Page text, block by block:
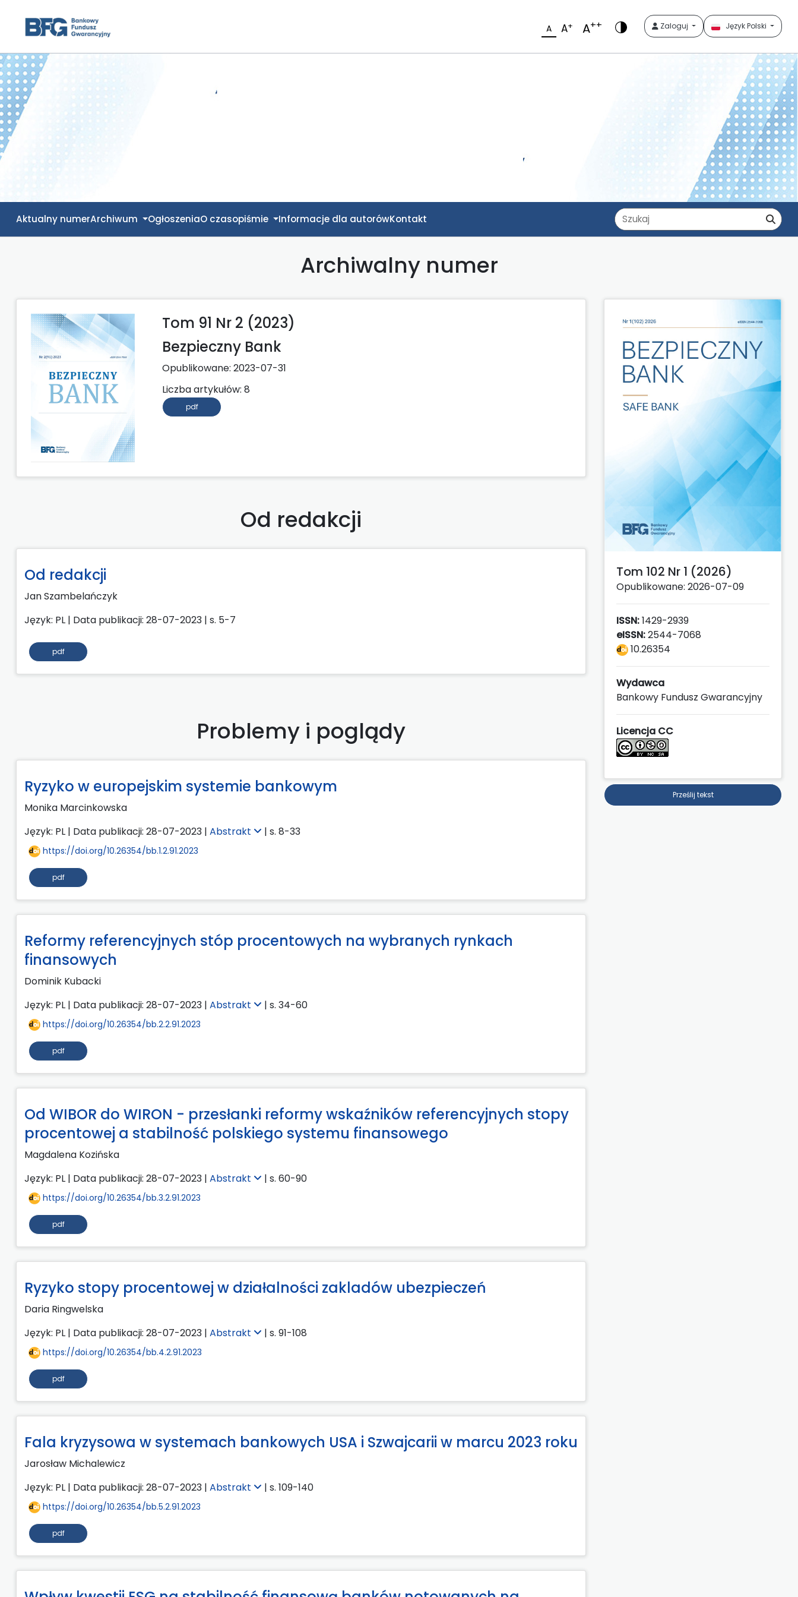
Bezpieczny Bank A A+ A++ Zaloguj Język Polski
Aktualny numerArchiwum OgłoszeniaO czasopiśmie Informacje dla autorówKontakt Zapytanie Szukaj
Archiwalny numer
Tom 91 Nr 2 (2023)
Bezpieczny Bank
Opublikowane: 2023-07-31
Liczba artykułów: 8
pdf
Od redakcji
Od redakcji
Jan Szambelańczyk
Język: PL | Data publikacji: 28-07-2023 | s. 5-7
pdf
Problemy i poglądy
Ryzyko w europejskim systemie bankowym
Monika Marcinkowska
Język: PL | Data publikacji: 28-07-2023 | Abstrakt | s. 8-33
https://doi.org/10.26354/bb.1.2.91.2023
pdf
Reformy referencyjnych stóp procentowych na wybranych rynkach
finansowych
Dominik Kubacki
Język: PL | Data publikacji: 28-07-2023 | Abstrakt | s. 34-60
https://doi.org/10.26354/bb.2.2.91.2023
pdf
Od WIBOR do WIRON - przesłanki reformy wskaźników referencyjnych stopy
procentowej a stabilność polskiego systemu finansowego
Magdalena Kozińska
Język: PL | Data publikacji: 28-07-2023 | Abstrakt | s. 60-90
https://doi.org/10.26354/bb.3.2.91.2023
pdf
Ryzyko stopy procentowej w działalności zakladów ubezpieczeń
Daria Ringwelska
Język: PL | Data publikacji: 28-07-2023 | Abstrakt | s. 91-108
https://doi.org/10.26354/bb.4.2.91.2023
pdf
Fala kryzysowa w systemach bankowych USA i Szwajcarii w marcu 2023 roku
Jarosław Michalewicz
Język: PL | Data publikacji: 28-07-2023 | Abstrakt | s. 109-140
https://doi.org/10.26354/bb.5.2.91.2023
pdf
Tom 102 Nr 1 (2026)
Opublikowane: 2026-07-09
ISSN:1429-2939
eISSN:2544-7068
10.26354
Wydawca
Bankowy Fundusz Gwarancyjny
Licencja CC
Prześlij tekst